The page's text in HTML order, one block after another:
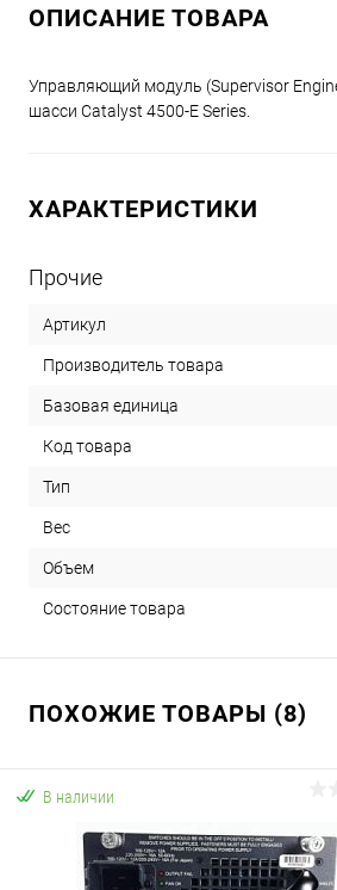
ОПИСАНИЕ ТОВАРА
Управляющий модуль (Supervisor
шасси Catalyst 4500-E Series.
ХАРАКТЕРИСТИКИ
Прочие
Артикул
Производитель товара
Базовая единица
Код товара
Тип
Вес
Объем
Состояние товара
ПОХОЖИЕ ТОВАРЫ (8)
В наличии